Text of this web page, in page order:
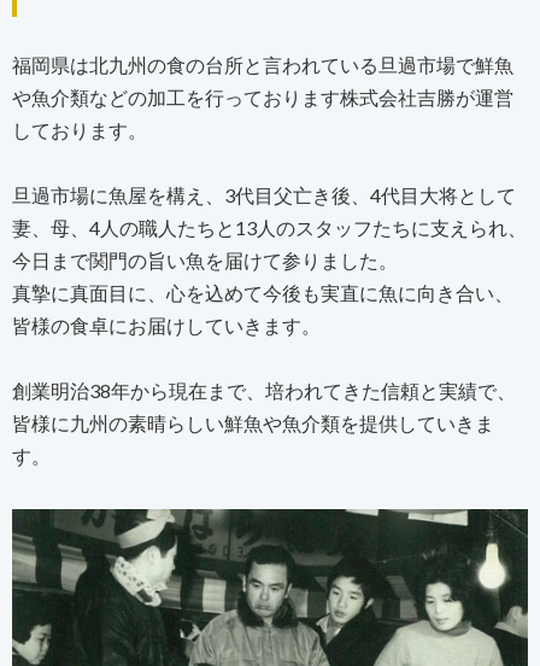
福岡県は北九州の食の台所と言われている旦過市場で鮮魚
や魚介類などの加工を行っております株式会社吉勝が運営
しております。
旦過市場に魚屋を構え、3代目父亡き後、4代目大将として
妻、母、4人の職人たちと13人のスタッフたちに支えられ、
今日まで関門の旨い魚を届けて参りました。
真摯に真面目に、心を込めて今後も実直に魚に向き合い、
皆様の食卓にお届けしていきます。
創業明治38年から現在まで、培われてきた信頼と実績で、
皆様に九州の素晴らしい鮮魚や魚介類を提供していきま
す。